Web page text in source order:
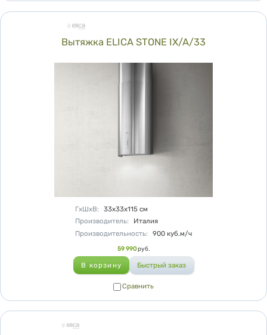
Вытяжка ELICA STONE IX/A/33
Характеристики
ГхШхВ: 33х33х115 см
Производитель:
Италия
Производительность: 900 куб.м/ч
59 990 руб.
Сравнить